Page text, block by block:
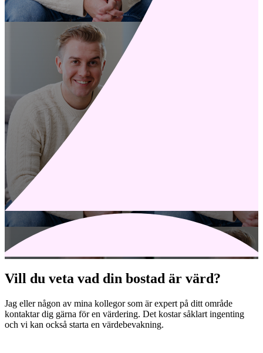
Vill du veta vad din bostad är värd?
Jag eller någon av mina kollegor som är expert på ditt område
kontaktar dig gärna för en värdering. Det kostar såklart ingenting
och vi kan också starta en värdebevakning.